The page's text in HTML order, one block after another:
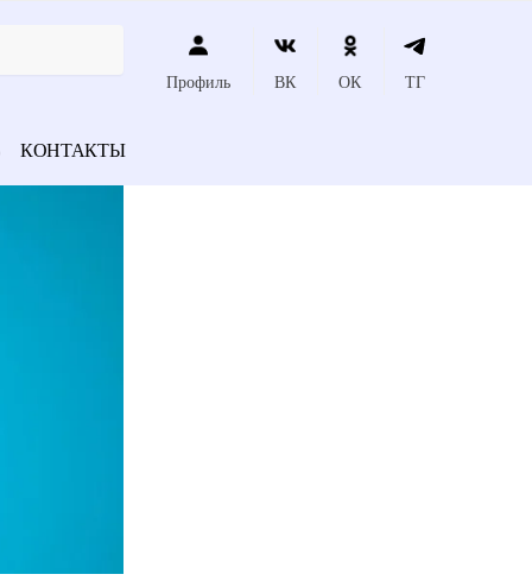
Профиль ВК ОК ТГ
КОНТАКТЫ